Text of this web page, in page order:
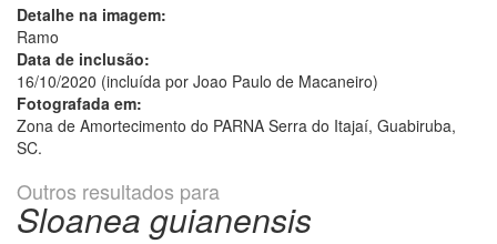
Detalhe na imagem:
Ramo
Data de inclusão:
16/10/2020 (incluída por Joao Paulo de Macaneiro)
Fotografada em:
Zona de Amortecimento do PARNA Serra do Itajaí, Guabiruba,
SC.
Outros resultados para
Sloanea guianensis